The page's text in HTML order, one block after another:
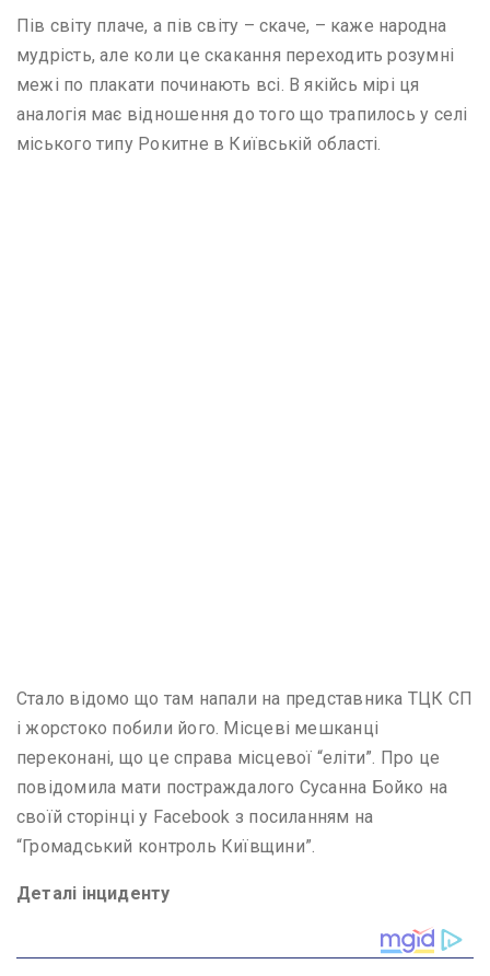
Пів світу плаче, а пів світу – скаче, – каже народна
мудрість, але коли це скакання переходить розумні
межі по плакати починають всі. В якійсь мірі ця
аналогія має відношення до того що трапилось у селі
міського типу Рокитне в Київській області.
Стало відомо що там напали на представника ТЦК СП
і жорстоко побили його. Місцеві мешканці
переконані, що це справа місцевої “еліти”. Про це
повідомила мати постраждалого Сусанна Бойко на
своїй сторінці у Facebook з посиланням на
“Громадський контроль Київщини”.
Деталі інциденту